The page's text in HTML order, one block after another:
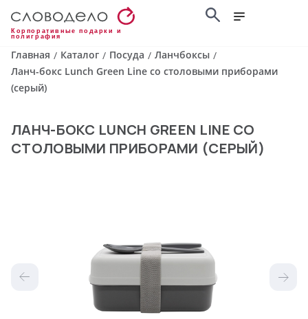
Корпоративные подарки и
полиграфия
Главная / Каталог / Посуда / Ланчбоксы /
Ланч-бокс Lunch Green Line со столовыми приборами
(серый)
ЛАНЧ-БОКС LUNCH GREEN LINE СО
СТОЛОВЫМИ ПРИБОРАМИ (СЕРЫЙ)